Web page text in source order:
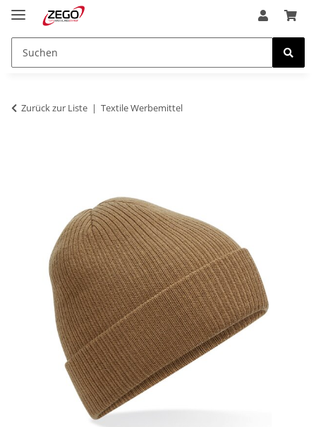
Zurück zur Liste Textile Werbemittel